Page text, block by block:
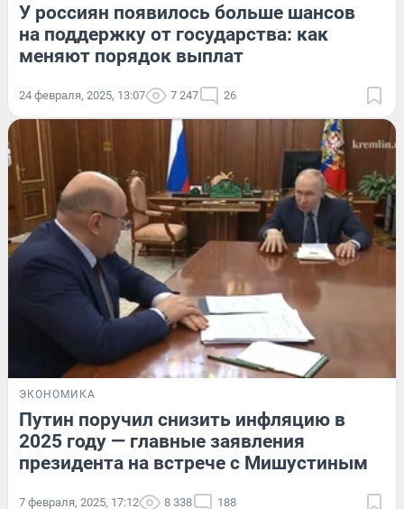
У россиян появилось больше шансов
на поддержку от государства: как
меняют порядок выплат
24 февраля, 2025, 13:07 7 247 26
ЭКОНОМИКА
Путин поручил снизить инфляцию в
2025 году — главные заявления
президента на встрече с Мишустиным
7 февраля, 2025, 17:12 8 338 188